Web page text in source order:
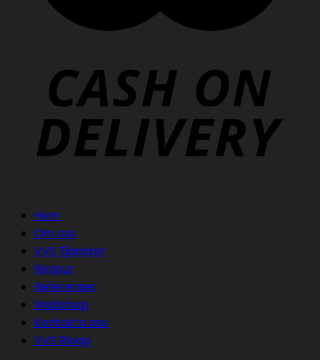
Hem
Om oss
VVS Tjänster
Rörjour
Referenser
Webshop
Kontakta oss
VVS Blogg